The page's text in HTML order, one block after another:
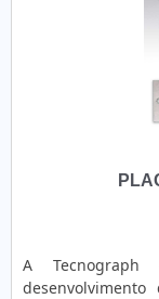
colaboradores
confecção,
etiquetas e
melhor para
A Tecnograph